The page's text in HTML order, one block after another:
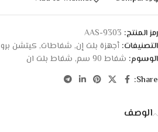
رمز المنتج: AAS-9303
التصنيفات: أجهزة بلت إن, شفاطات, كيتشن برو
الوسوم: شفاط 90 سم , شفاط بلت ان
Share:
الوصف